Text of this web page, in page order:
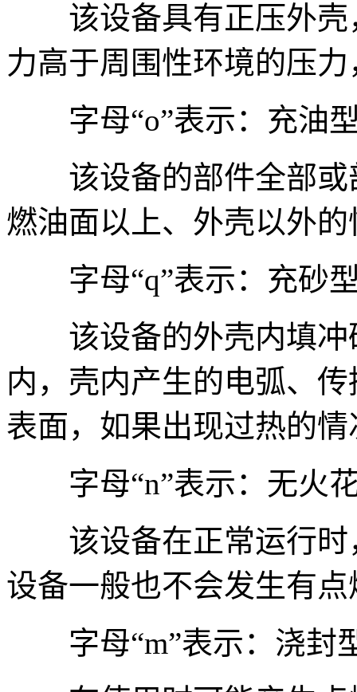
该设备具有正压外壳
力高于周围性环境的压
字母“o”表示：充油
该设备的部件全部或
燃油面以上、外壳以外
字母“q”表示：充砂
该设备的外壳内填冲
内，壳内产生的电弧、
表面，如果出现过热的
字母“n”表示：无火
该设备在正常运行时
设备一般也不会发生有点
字母“m”表示：浇封